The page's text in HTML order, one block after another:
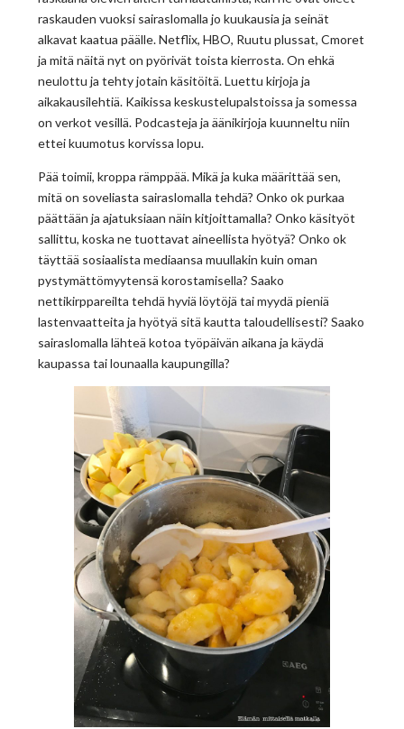
raskauden vuoksi sairaslomalla jo kuukausia ja seinät
alkavat kaatua päälle. Netflix, HBO, Ruutu plussat, Cmoret
ja mitä näitä nyt on pyörivät toista kierrosta. On ehkä
neulottu ja tehty jotain käsitöitä. Luettu kirjoja ja
aikakausilehtiä. Kaikissa keskustelupalstoissa ja somessa
on verkot vesillä. Podcasteja ja äänikirjoja kuunneltu niin
ettei kuumotus korvissa lopu.
Pää toimii, kroppa rämppää. Mikä ja kuka määrittää sen,
mitä on soveliasta sairaslomalla tehdä? Onko ok purkaa
päättään ja ajatuksiaan näin kitjoittamalla? Onko käsityöt
sallittu, koska ne tuottavat aineellista hyötyä? Onko ok
täyttää sosiaalista mediaansa muullakin kuin oman
pystymättömyytensä korostamisella? Saako
nettikirppareilta tehdä hyviä löytöjä tai myydä pieniä
lastenvaatteita ja hyötyä sitä kautta taloudellisesti? Saako
sairaslomalla lähteä kotoa työpäivän aikana ja käydä
kaupassa tai lounaalla kaupungilla?